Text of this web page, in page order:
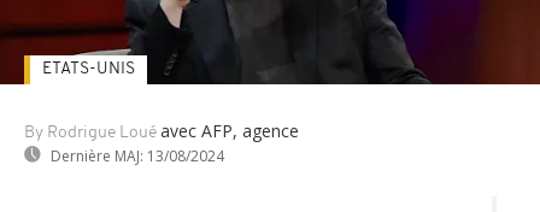
By Rodrigue Loué avec AFP, agence
Dernière MAJ: 13/08/2024
ETATS-UNIS